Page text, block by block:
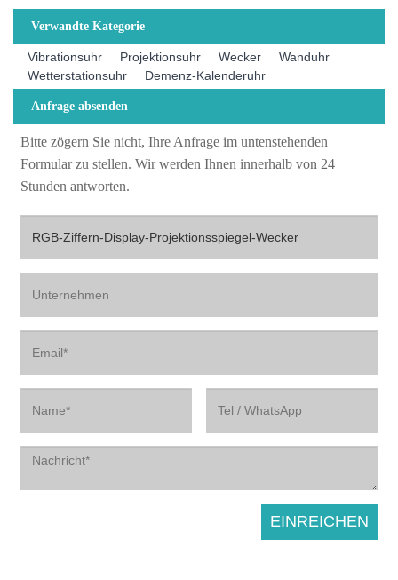
Verwandte Kategorie
Vibrationsuhr Projektionsuhr Wecker
Wanduhr
Wetterstationsuhr
Demenz-Kalenderuhr
Anfrage absenden
Bitte zögern Sie nicht, Ihre Anfrage im untenstehenden
Formular zu stellen. Wir werden Ihnen innerhalb von 24
Stunden antworten.